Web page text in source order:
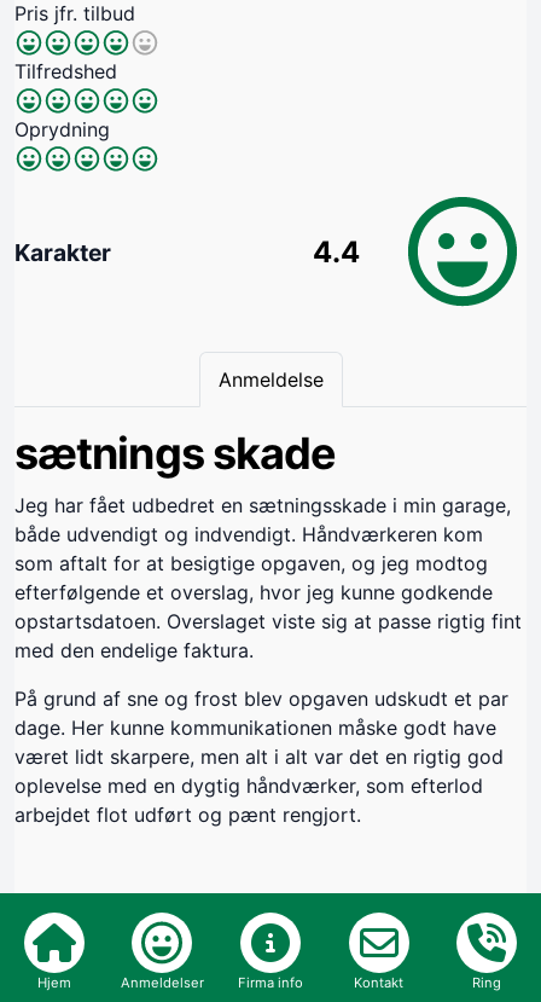
Pris jfr. tilbud
Tilfredshed
Oprydning
Karakter 4.4
Anmeldelse
sætnings skade
Jeg har fået udbedret en sætningsskade i min garage,
både udvendigt og indvendigt. Håndværkeren kom
som aftalt for at besigtige opgaven, og jeg modtog
efterfølgende et overslag, hvor jeg kunne godkende
opstartsdatoen. Overslaget viste sig at passe rigtig fint
med den endelige faktura.
På grund af sne og frost blev opgaven udskudt et par
dage. Her kunne kommunikationen måske godt have
været lidt skarpere, men alt i alt var det en rigtig god
oplevelse med en dygtig håndværker, som efterlod
arbejdet flot udført og pænt rengjort.
Byggeår:
2026
Opgave:
Hjem Anmeldelser Firma info Kontakt Ring